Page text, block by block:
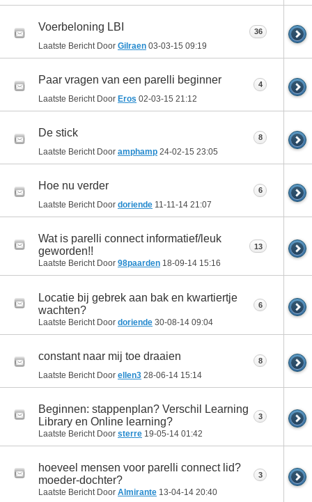
Voerbeloning LBI
Laatste Bericht Door Gilraen 03-03-15 09:19
36
Paar vragen van een parelli beginner
Laatste Bericht Door Eros 02-03-15 21:12
4
De stick
Laatste Bericht Door amphamp 24-02-15 23:05
8
Hoe nu verder
Laatste Bericht Door doriende 11-11-14 21:07
6
Wat is parelli connect informatief/leuk
geworden!!
Laatste Bericht Door 98paarden 18-09-14 15:16
13
Locatie bij gebrek aan bak en kwartiertje
wachten?
Laatste Bericht Door doriende 30-08-14 09:04
6
constant naar mij toe draaien
Laatste Bericht Door ellen3 28-06-14 15:14
8
Beginnen: stappenplan? Verschil Learning
Library en Online learning?
Laatste Bericht Door sterre 19-05-14 01:42
3
hoeveel mensen voor parelli connect lid?
moeder-dochter?
Laatste Bericht Door Almirante 13-04-14 20:40
3